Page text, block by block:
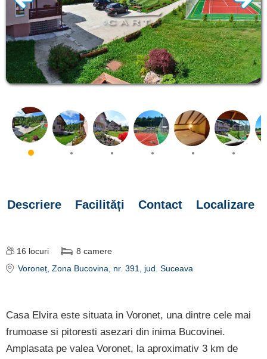
Descriere Facilități Contact Localizare
16 locuri 8 camere
Voroneț, Zona Bucovina, nr. 391, jud. Suceava
Casa Elvira este situata in Voronet, una dintre cele mai
frumoase si pitoresti asezari din inima Bucovinei.
Amplasata pe valea Voronet, la aproximativ 3 km de